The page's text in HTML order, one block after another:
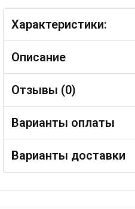
Характеристики:
Описание
Отзывы (0)
Варианты оплаты
Варианты доставки